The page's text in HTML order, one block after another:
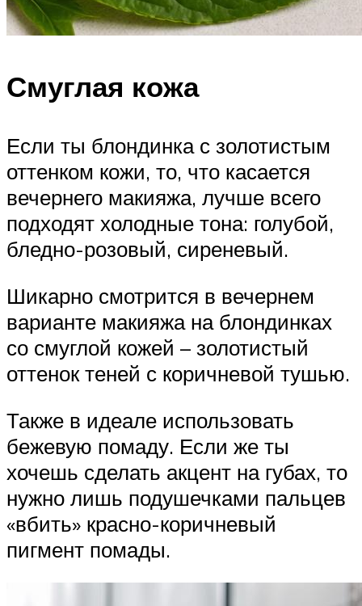
Смуглая кожа
Если ты блондинка с золотистым
оттенком кожи, то, что касается
вечернего макияжа, лучше всего
подходят холодные тона: голубой,
бледно-розовый, сиреневый.
Шикарно смотрится в вечернем
варианте макияжа на блондинках
со смуглой кожей – золотистый
оттенок теней с коричневой тушью.
Также в идеале использовать
бежевую помаду. Если же ты
хочешь сделать акцент на губах, то
нужно лишь подушечками пальцев
«вбить» красно-коричневый
пигмент помады.